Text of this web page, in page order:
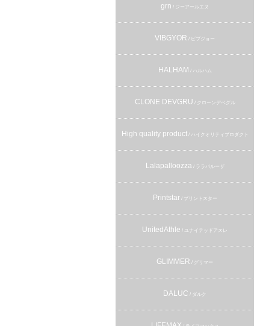
grn / ジーアールエヌ
VIBGYOR / ビブジョー
HALHAM / ハルハム
CLONE DEVGRU / クローンデベグル
High quality product/ ハイクオリティプロダクト
Lalapalloozza/ ララパルーザ
Printstar / プリントスター
UnitedAthle / ユナイテッドアスレ
GLIMMER / グリマー
DALUC / ダルク